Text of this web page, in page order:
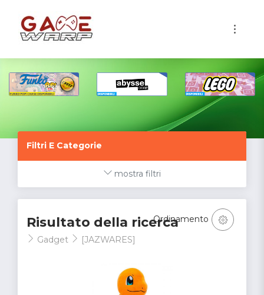
Filtri E Categorie
mostra filtri
Risultato della ricerca
Gadget [JAZWARES]
Ordinamento